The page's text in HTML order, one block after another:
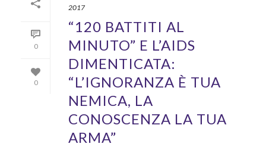
0
0
2017
“120 BATTITI AL
MINUTO” E L’AIDS
DIMENTICATA:
“L’IGNORANZA È TUA
NEMICA, LA
CONOSCENZA LA TUA
ARMA”